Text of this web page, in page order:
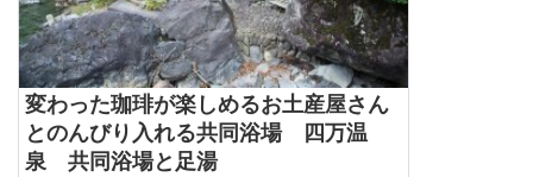
変わった珈琲が楽しめるお土産屋さん
とのんびり入れる共同浴場 四万温
泉 共同浴場と足湯